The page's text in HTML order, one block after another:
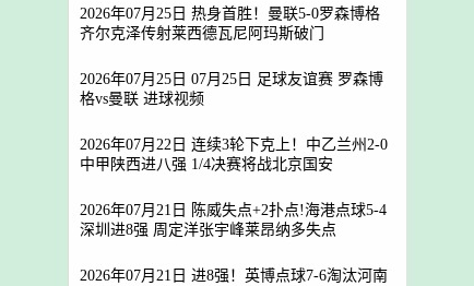
2026年07月25日 热身首胜！曼联5-0罗森博格
齐尔克泽传射莱西德瓦尼阿玛斯破门
2026年07月25日 07月25日 足球友谊赛 罗森博
格vs曼联 进球视频
2026年07月22日 连续3轮下克上！中乙兰州2-0
中甲陕西进八强 1/4决赛将战北京国安
2026年07月21日 陈威失点+2扑点!海港点球5-4
深圳进8强 周定洋张宇峰莱昂纳多失点
2026年07月21日 进8强！英博点球7-6淘汰河南